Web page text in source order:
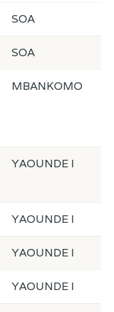
SOA
SOA
MBANKOMO
YAOUNDE I
YAOUNDE I
YAOUNDE I
YAOUNDE I